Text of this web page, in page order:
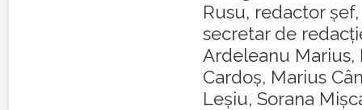
Rusu, redactor
secretar de
Ardeleanu Marius,
Cardoș, Marius
Leșiu, Sorana